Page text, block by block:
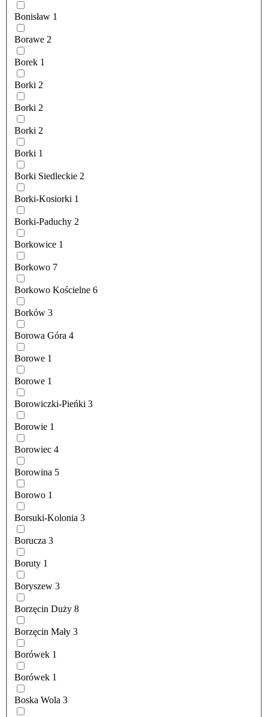
Bonisław 1
Borawe 2
Borek 1
Borki 2
Borki 2
Borki 2
Borki 1
Borki Siedleckie 2
Borki-Kosiorki 1
Borki-Paduchy 2
Borkowice 1
Borkowo 7
Borkowo Kościelne 6
Borków 3
Borowa Góra 4
Borowe 1
Borowe 1
Borowiczki-Pieńki 3
Borowie 1
Borowiec 4
Borowina 5
Borowo 1
Borsuki-Kolonia 3
Borucza 3
Boruty 1
Boryszew 3
Borzęcin Duży 8
Borzęcin Mały 3
Borówek 1
Borówek 1
Boska Wola 3